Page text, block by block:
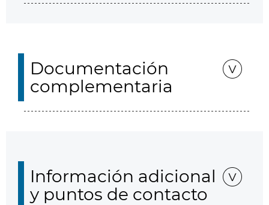
Documentación
complementaria
Información adicional
y puntos de contacto